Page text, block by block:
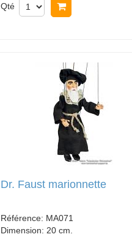
Qté
Dr. Faust marionnette
Référence: MA071
Dimension: 20 cm.